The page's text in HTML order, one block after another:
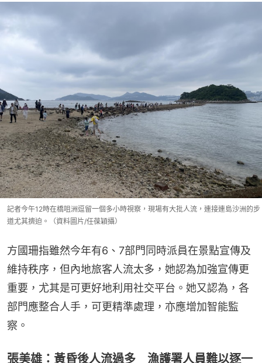
記者今午12時在橋咀洲逗留一個多小時視察，現場有大批人流，連接連島沙洲的步
道尤其擠迫。（資料圖片/任葆穎攝）
方國珊指雖然今年有6、7部門同時派員在景點宣傳及
維持秩序，但內地旅客人流太多，她認為加強宣傳更
重要，尤其是可更好地利用社交平台。她又認為，各
部門應整合人手，可更精準處理，亦應增加智能監
察。
張美雄：黃昏後人流過多 漁護署人員難以逐一